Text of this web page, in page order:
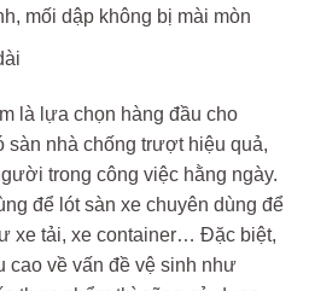
mối dập không bị mài mòn
là lựa chọn hàng đầu cho
nhà chống trượt hiệu quả,
trong công việc hằng ngày.
để lót sàn xe chuyên dùng để
xe tải, xe container… Đặc biệt,
cao về vấn đề vệ sinh như